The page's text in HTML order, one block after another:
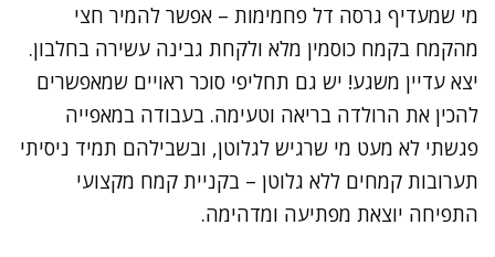
מי שמעדיף גרסה דל פחמימות – אפשר להמיר חצי
מהקמח בקמח כוסמין מלא ולקחת גבינה עשירה בחלבון.
יצא עדיין משגע! יש גם תחליפי סוכר ראויים שמאפשרים
להכין את הרולדה בריאה וטעימה. בעבודה במאפייה
פגשתי לא מעט מי שרגיש לגלוטן, ובשבילהם תמיד ניסיתי
תערובות קמחים ללא גלוטן – בקניית קמח מקצועי
התפיחה יוצאת מפתיעה ומדהימה.